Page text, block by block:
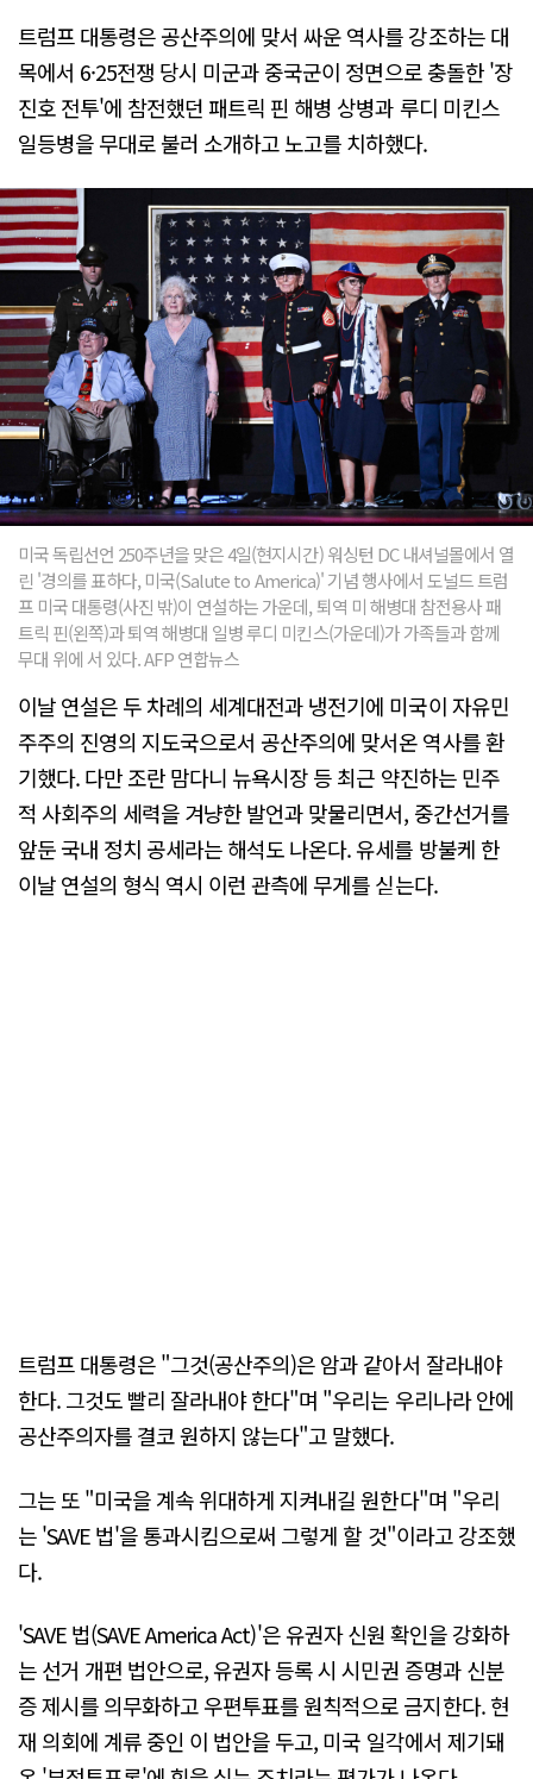
트럼프 대통령은 공산주의에 맞서 싸운 역사를 강조하는 대
목에서 6·25전쟁 당시 미군과 중국군이 정면으로 충돌한 '장
진호 전투'에 참전했던 패트릭 핀 해병 상병과 루디 미킨스
일등병을 무대로 불러 소개하고 노고를 치하했다.
미국 독립선언 250주년을 맞은 4일(현지시간) 워싱턴 DC 내셔널몰에서 열
린 '경의를 표하다, 미국(Salute to America)' 기념 행사에서 도널드 트럼
프 미국 대통령(사진 밖)이 연설하는 가운데, 퇴역 미 해병대 참전용사 패
트릭 핀(왼쪽)과 퇴역 해병대 일병 루디 미킨스(가운데)가 가족들과 함께
무대 위에 서 있다. AFP 연합뉴스
이날 연설은 두 차례의 세계대전과 냉전기에 미국이 자유민
주주의 진영의 지도국으로서 공산주의에 맞서온 역사를 환
기했다. 다만 조란 맘다니 뉴욕시장 등 최근 약진하는 민주
적 사회주의 세력을 겨냥한 발언과 맞물리면서, 중간선거를
앞둔 국내 정치 공세라는 해석도 나온다. 유세를 방불케 한
이날 연설의 형식 역시 이런 관측에 무게를 싣는다.
트럼프 대통령은 "그것(공산주의)은 암과 같아서 잘라내야
한다. 그것도 빨리 잘라내야 한다"며 "우리는 우리나라 안에
공산주의자를 결코 원하지 않는다"고 말했다.
그는 또 "미국을 계속 위대하게 지켜내길 원한다"며 "우리
는 'SAVE 법'을 통과시킴으로써 그렇게 할 것"이라고 강조했
다.
'SAVE 법(SAVE America Act)'은 유권자 신원 확인을 강화하
는 선거 개편 법안으로, 유권자 등록 시 시민권 증명과 신분
증 제시를 의무화하고 우편투표를 원칙적으로 금지한다. 현
재 의회에 계류 중인 이 법안을 두고, 미국 일각에서 제기돼